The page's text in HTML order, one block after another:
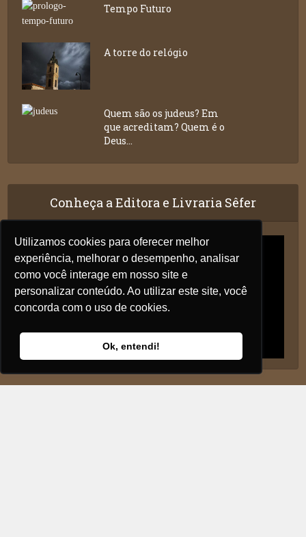
Utilizamos cookies para oferecer melhor
experiência, melhorar o desempenho, analisar
como você interage em nosso site e
personalizar conteúdo. Ao utilizar este site, você
concorda com o uso de cookies.
Ok, entendi!
Tempo Futuro
A torre do relógio
Quem são os judeus? Em
que acreditam? Quem é o
Deus...
Conheça a Editora e Livraria Sêfer